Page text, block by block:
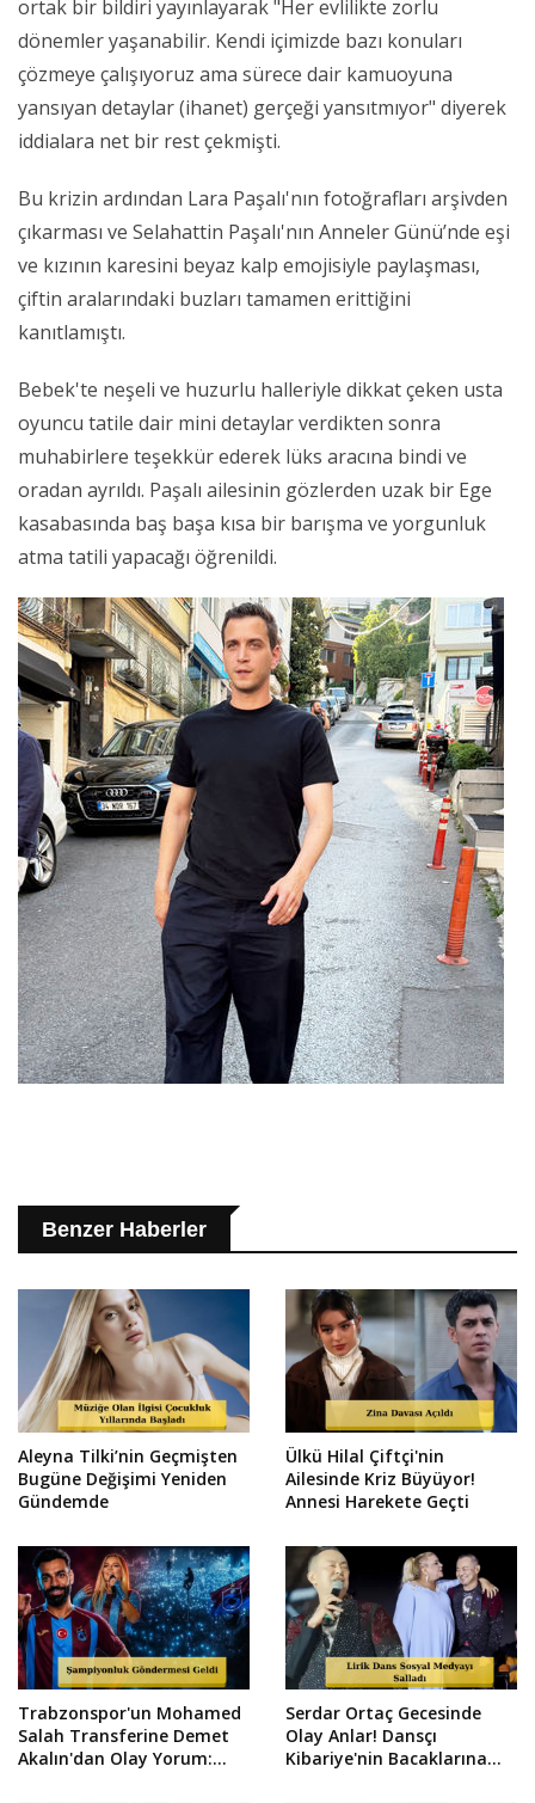
ortak bir bildiri yayınlayarak "Her evlilikte zorlu
dönemler yaşanabilir. Kendi içimizde bazı konuları
çözmeye çalışıyoruz ama sürece dair kamuoyuna
yansıyan detaylar (ihanet) gerçeği yansıtmıyor" diyerek
iddialara net bir rest çekmişti.
Bu krizin ardından Lara Paşalı'nın fotoğrafları arşivden
çıkarması ve Selahattin Paşalı'nın Anneler Günü’nde eşi
ve kızının karesini beyaz kalp emojisiyle paylaşması,
çiftin aralarındaki buzları tamamen erittiğini
kanıtlamıştı.
Bebek'te neşeli ve huzurlu halleriyle dikkat çeken usta
oyuncu tatile dair mini detaylar verdikten sonra
muhabirlere teşekkür ederek lüks aracına bindi ve
oradan ayrıldı. Paşalı ailesinin gözlerden uzak bir Ege
kasabasında baş başa kısa bir barışma ve yorgunluk
atma tatili yapacağı öğrenildi.
Benzer Haberler
Aleyna Tilki’nin Geçmişten
Bugüne Değişimi Yeniden
Gündemde
Ülkü Hilal Çiftçi'nin
Ailesinde Kriz Büyüyor!
Annesi Harekete Geçti
Trabzonspor'un Mohamed
Salah Transferine Demet
Akalın'dan Olay Yorum:
Serdar Ortaç Gecesinde
Olay Anlar! Dansçı
Kibariye'nin Bacaklarına